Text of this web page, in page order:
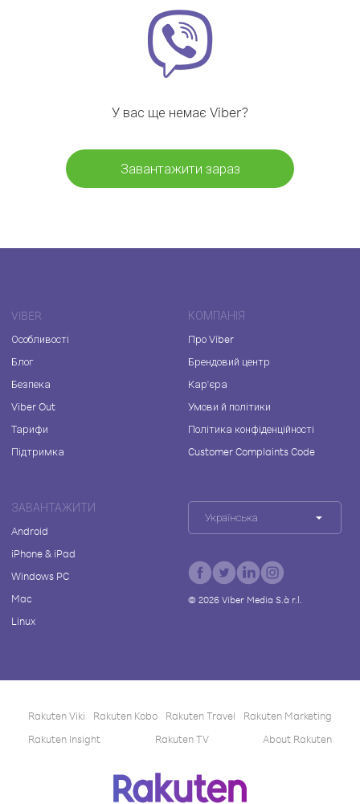
У вас ще немає Viber?
Завантажити зараз
VIBER
Особливості
Блог
Безпека
Viber Out
Тарифи
Підтримка
КОМПАНІЯ
Про Viber
Брендовий центр
Кар'єра
Умови й політики
Політика конфіденційності
Customer Complaints Code
ЗАВАНТАЖИТИ
Android
iPhone & iPad
Windows PC
Mac
Linux
Українська
© 2026Viber Media S.à r.l.
Rakuten Viki Rakuten Kobo Rakuten Travel
Rakuten Marketing
Rakuten Insight
Rakuten TV About Rakuten